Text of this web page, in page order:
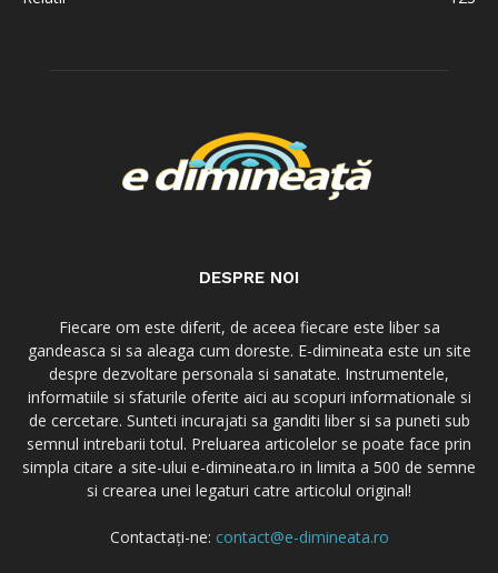
DESPRE NOI
Fiecare om este diferit, de aceea fiecare este liber sa
gandeasca si sa aleaga cum doreste. E-dimineata este un site
despre dezvoltare personala si sanatate. Instrumentele,
informatiile si sfaturile oferite aici au scopuri informationale si
de cercetare. Sunteti incurajati sa ganditi liber si sa puneti sub
semnul intrebarii totul. Preluarea articolelor se poate face prin
simpla citare a site-ului e-dimineata.ro in limita a 500 de semne
si crearea unei legaturi catre articolul original!
Contactați-ne: contact@e-dimineata.ro